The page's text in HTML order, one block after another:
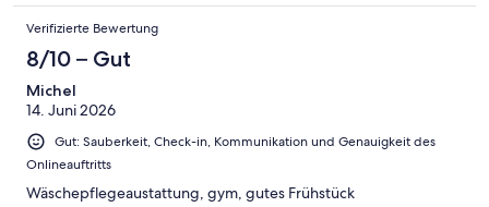
Verifizierte Bewertung
8/10 – Gut
Michel
14. Juni 2026
Gut: Sauberkeit, Check-in, Kommunikation und Genauigkeit des
Onlineauftritts
Wäschepflegeaustattung, gym, gutes Frühstück